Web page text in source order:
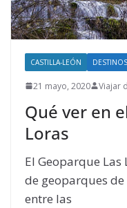
CASTILLA-LEÓN DESTINOS
21 mayo, 2020 Viajar
Qué ver en
Loras
El Geoparque Las
de geoparques de
entre las